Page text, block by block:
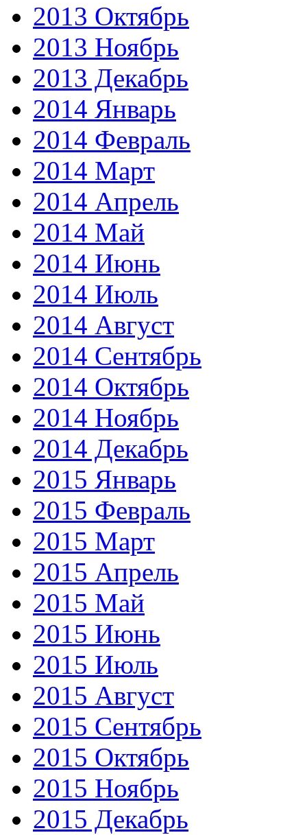
2013 Октябрь
2013 Ноябрь
2013 Декабрь
2014 Январь
2014 Февраль
2014 Март
2014 Апрель
2014 Май
2014 Июнь
2014 Июль
2014 Август
2014 Сентябрь
2014 Октябрь
2014 Ноябрь
2014 Декабрь
2015 Январь
2015 Февраль
2015 Март
2015 Апрель
2015 Май
2015 Июнь
2015 Июль
2015 Август
2015 Сентябрь
2015 Октябрь
2015 Ноябрь
2015 Декабрь